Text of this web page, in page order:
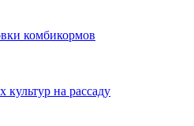
комбикормов
на рассаду